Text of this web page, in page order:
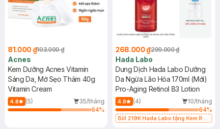
81.000 ₫103.000 ₫
Acnes
Kem Dưỡng Acnes Vitamin
Sáng Da, Mờ Sẹo Thâm 40g
Vitamin Cream
4.8 (5)
35/tháng
64%
268.000 ₫299.000 ₫
Hada Labo
Dung Dịch Hada Labo Dưỡng
Da Ngừa Lão Hóa 170ml (Mới)
Pro-Aging Retinol B3 Lotion
4.8 (4)
10/tháng
64%
Bill 219K Hada Labo tặng Kem Rửa